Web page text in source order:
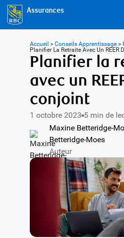
Assurances
Accueil > Conseils Apprentissage>
Planifier La Retraite Avec Un REER
Planifier la
avec un
conjoint
1 octobre 2023 5 min de
Maxine Betteridge-
Betteridge-Moes
Auteur